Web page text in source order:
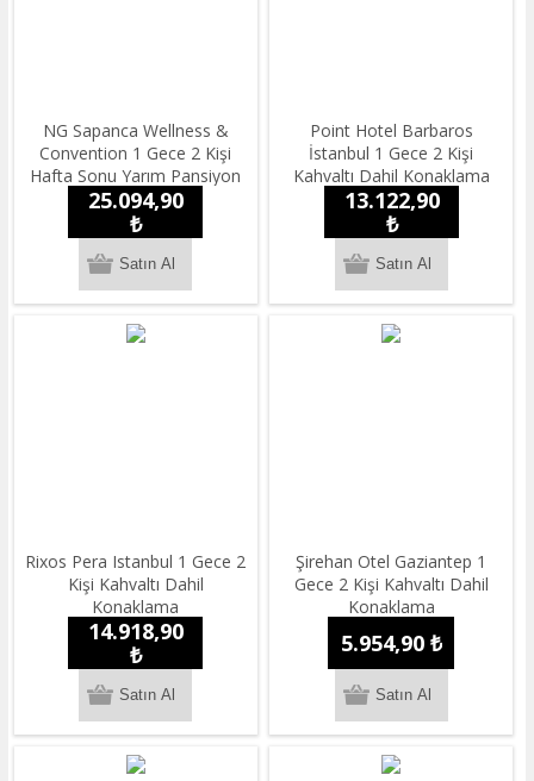
NG Sapanca Wellness &
Convention 1 Gece 2 Kişi
Hafta Sonu Yarım Pansiyon
Konaklama
25.094,90
₺
Point Hotel Barbaros
İstanbul 1 Gece 2 Kişi
Kahvaltı Dahil Konaklama
13.122,90
₺
Rixos Pera Istanbul 1 Gece 2
Kişi Kahvaltı Dahil
Konaklama
14.918,90
₺
Şirehan Otel Gaziantep 1
Gece 2 Kişi Kahvaltı Dahil
Konaklama
5.954,90 ₺